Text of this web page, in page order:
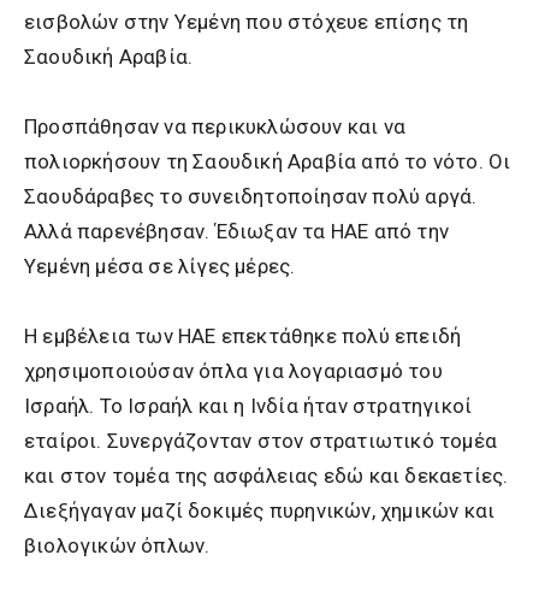
εισβολών στην Υεμένη που στόχευε επίσης τη
Σαουδική Αραβία.
Προσπάθησαν να περικυκλώσουν και να
πολιορκήσουν τη Σαουδική Αραβία από το νότο. Οι
Σαουδάραβες το συνειδητοποίησαν πολύ αργά.
Αλλά παρενέβησαν. Έδιωξαν τα ΗΑΕ από την
Υεμένη μέσα σε λίγες μέρες.
Η εμβέλεια των ΗΑΕ επεκτάθηκε πολύ επειδή
χρησιμοποιούσαν όπλα για λογαριασμό του
Ισραήλ. Το Ισραήλ και η Ινδία ήταν στρατηγικοί
εταίροι. Συνεργάζονταν στον στρατιωτικό τομέα
και στον τομέα της ασφάλειας εδώ και δεκαετίες.
Διεξήγαγαν μαζί δοκιμές πυρηνικών, χημικών και
βιολογικών όπλων.